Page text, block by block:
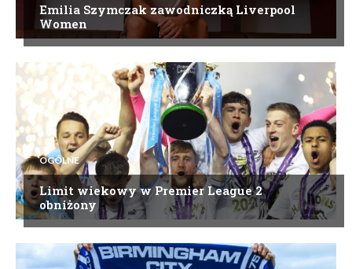
Emilia Szymczak zawodniczką Liverpool
Women
OGÓLNE
Limit wiekowy w Premier League 2
obniżony